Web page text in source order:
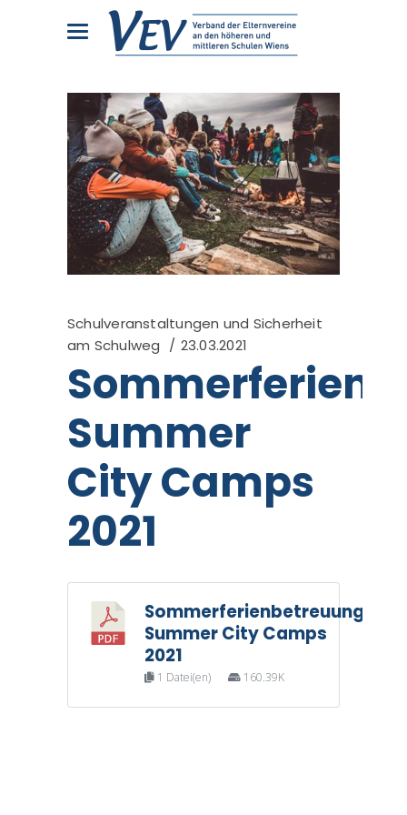
Schulveranstaltungen und Sicherheit
am Schulweg
23.03.2021
Summer
City Camps
2021
Sommerferienbetreuung
Summer City Camps
2021
1 Datei(en) 160.39K